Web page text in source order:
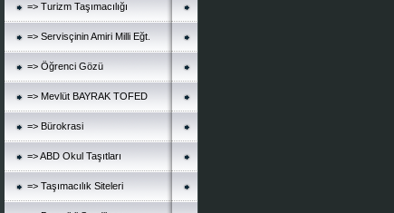
=> Turizm Taşımacılığı
=> Servisçinin Amiri Milli Eğt.
=> Öğrenci Gözü
=> Mevlüt BAYRAK TOFED
=> Bürokrasi
=> ABD Okul Taşıtları
=> Taşımacılık Siteleri